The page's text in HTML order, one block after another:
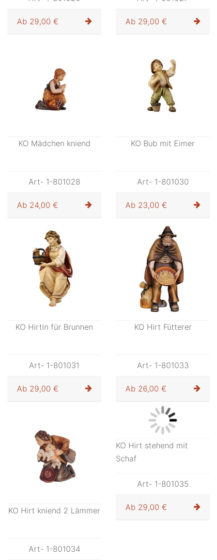
KO Kameltreiber
29,00 €
KO Kinderpaar
Art- 1-801027
29,00 €
KO Mädchen kniend
Art- 1-801028
24,00 €
KO Bub mit Eimer
Art- 1-801030
23,00 €
KO Hirtin für Brunnen
Art- 1-801031
29,00 €
KO Hirt Fütterer
Art- 1-801033
Ab26,00 €
KO Hirt stehend mit